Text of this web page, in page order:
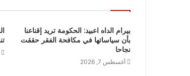
بيرام الداه اعبيد: الحكومة تريد إقناعنا
بأن سياساتها في مكافحة الفقر حققت
نجاحا
أغسطس 7, 2026